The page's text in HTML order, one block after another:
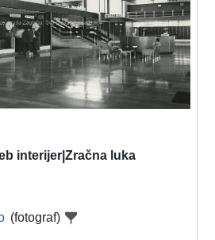
interijer|Zračna luka
(fotograf)